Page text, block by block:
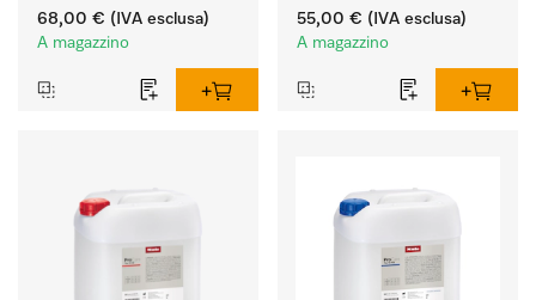
8 kg per preservare i
colori e il lavaggio dei capi
68,00 € (IVA esclusa)
A magazzino
delle fibre e una
morbidezza duratura dei
55,00 € (IVA esclusa)
A magazzino